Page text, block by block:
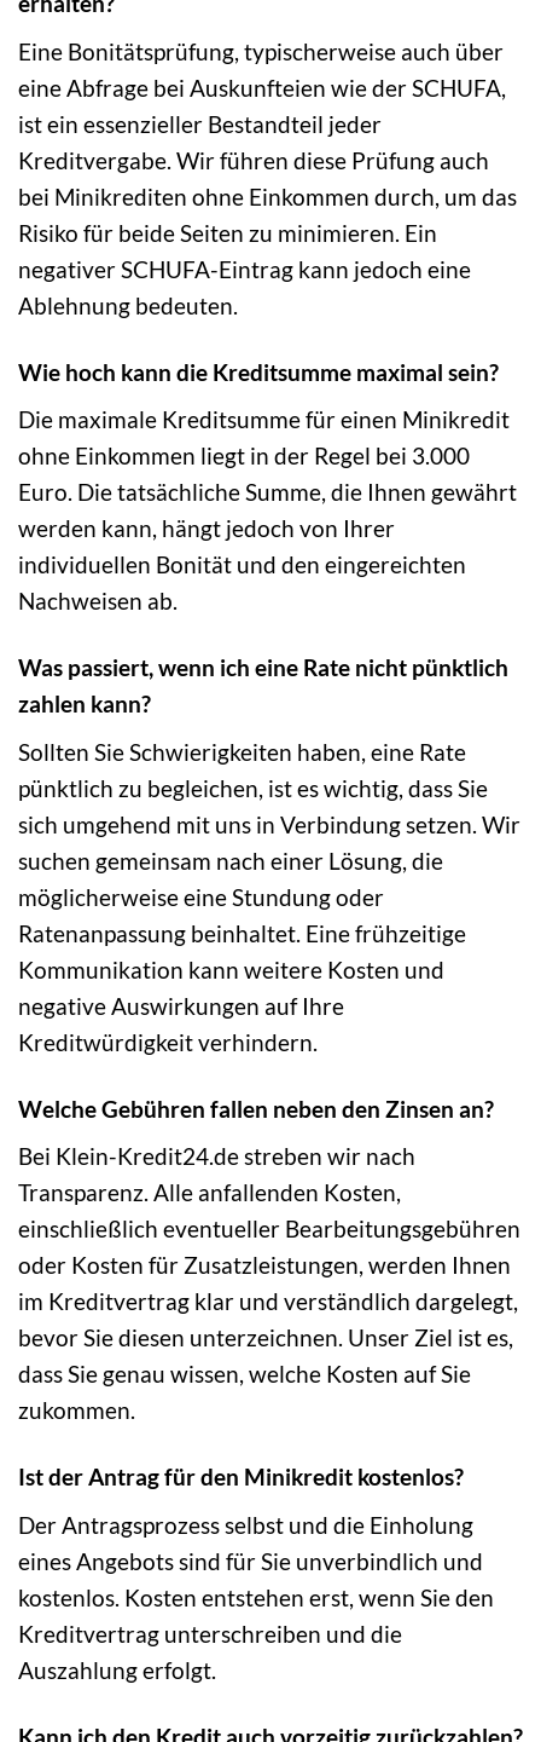
Eine Bonitätsprüfung, typischerweise auch über
eine Abfrage bei Auskunfteien wie der SCHUFA,
ist ein essenzieller Bestandteil jeder
Kreditvergabe. Wir führen diese Prüfung auch
bei Minikrediten ohne Einkommen durch, um das
Risiko für beide Seiten zu minimieren. Ein
negativer SCHUFA-Eintrag kann jedoch eine
Ablehnung bedeuten.
Wie hoch kann die Kreditsumme maximal sein?
Die maximale Kreditsumme für einen Minikredit
ohne Einkommen liegt in der Regel bei 3.000
Euro. Die tatsächliche Summe, die Ihnen gewährt
werden kann, hängt jedoch von Ihrer
individuellen Bonität und den eingereichten
Nachweisen ab.
Was passiert, wenn ich eine Rate nicht pünktlich
zahlen kann?
Sollten Sie Schwierigkeiten haben, eine Rate
pünktlich zu begleichen, ist es wichtig, dass Sie
sich umgehend mit uns in Verbindung setzen. Wir
suchen gemeinsam nach einer Lösung, die
möglicherweise eine Stundung oder
Ratenanpassung beinhaltet. Eine frühzeitige
Kommunikation kann weitere Kosten und
negative Auswirkungen auf Ihre
Kreditwürdigkeit verhindern.
Welche Gebühren fallen neben den Zinsen an?
Bei Klein-Kredit24.de streben wir nach
Transparenz. Alle anfallenden Kosten,
einschließlich eventueller Bearbeitungsgebühren
oder Kosten für Zusatzleistungen, werden Ihnen
im Kreditvertrag klar und verständlich dargelegt,
bevor Sie diesen unterzeichnen. Unser Ziel ist es,
dass Sie genau wissen, welche Kosten auf Sie
zukommen.
Ist der Antrag für den Minikredit kostenlos?
Der Antragsprozess selbst und die Einholung
eines Angebots sind für Sie unverbindlich und
kostenlos. Kosten entstehen erst, wenn Sie den
Kreditvertrag unterschreiben und die
Auszahlung erfolgt.
Kann ich den Kredit auch vorzeitig zurückzahlen?